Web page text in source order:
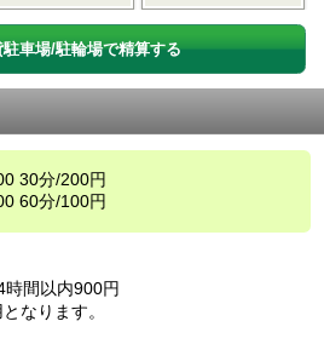
車場/駐輪場で精算する
30分/200円
60分/100円
時間以内900円
なります。